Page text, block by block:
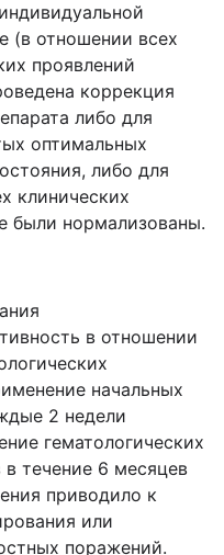
(в отношении всех
проявлений
коррекция
либо для
оптимальных
либо для
клинических
были нормализованы.
в отношении
начальных
2 недели
гематологических
течение 6 месяцев
приводило к
или
поражений.